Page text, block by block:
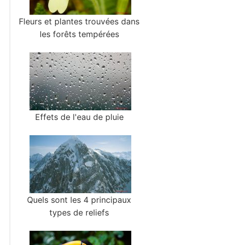
Fleurs et plantes trouvées dans
les forêts tempérées
Effets de l'eau de pluie
Quels sont les 4 principaux
types de reliefs